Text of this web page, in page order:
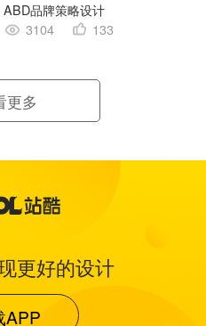
ABD品牌策略设计
3104
133
更多
更好的设计
APP